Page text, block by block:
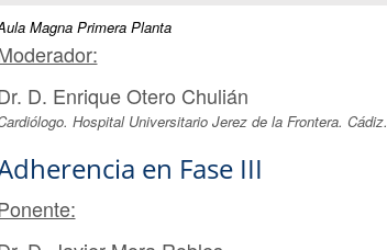
Magna Primera Planta
D. Enrique Otero Chulián
Hospital Universitario Jerez de la Frontera. Cádiz.
en Fase III